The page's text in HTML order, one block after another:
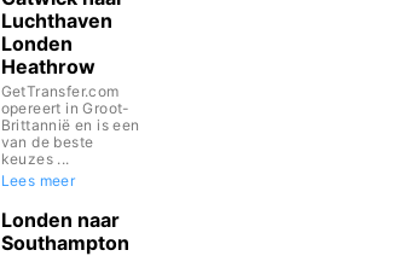
Luchthaven
Londen
Heathrow
GetTransfer.com
opereert in Groot-
Brittannië en is een
van de beste
keuzes ...
Lees meer
Londen naar
Southampton